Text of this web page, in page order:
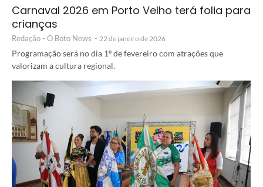
Carnaval 2026 em Porto Velho terá folia para
crianças
Redação - O Boto News - 22 de janeiro de 2026
Programação será no dia 1º de fevereiro com atrações que
valorizam a cultura regional.